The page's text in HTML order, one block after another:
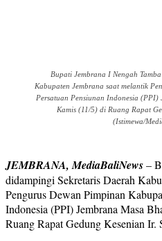
Bupati Jembrana I Nengah
Kabupaten Jembrana saat melantik
Persatuan Pensiunan Indonesia (PPI)
Kamis (11/5) di Ruang Rapat
(Istimewa/
JEMBRANA, MediaBaliNews–
didampingi Sekretaris Daerah
Pengurus Dewan Pimpinan
Indonesia (PPI) Jembrana Masa
Ruang Rapat Gedung Kesenian Ir.